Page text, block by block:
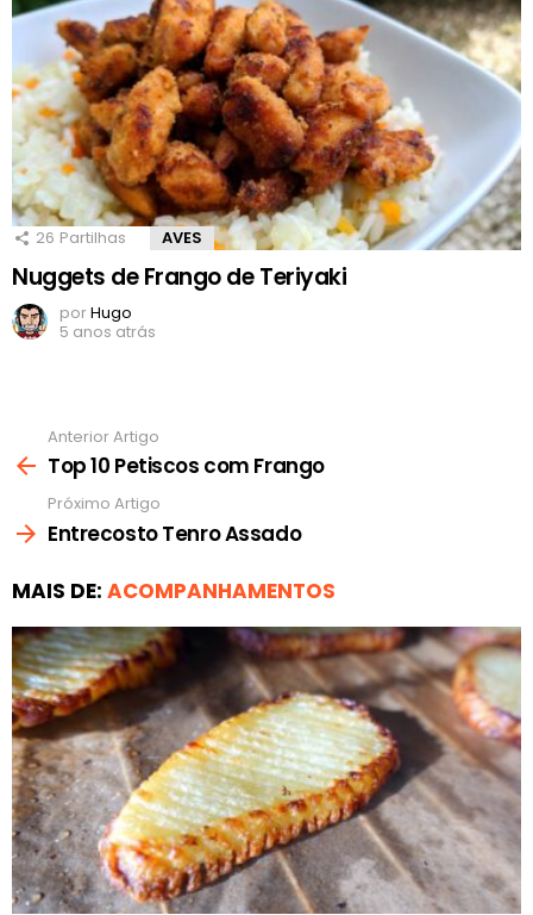
26 Partilhas AVES
Nuggets de Frango de Teriyaki
porHugo
5 anos atrás
mais
Anterior Artigo
Top 10 Petiscos com Frango
Próximo Artigo
Entrecosto Tenro Assado
MAIS DE: ACOMPANHAMENTOS